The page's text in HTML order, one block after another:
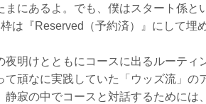
まにあるよ。でも、僕はスタート係
は『Reserved（予約済）』にして埋
夜明けとともにコースに出るルーテ
て頑なに実践していた「ウッズ流」
静寂の中でコースと対話するためには